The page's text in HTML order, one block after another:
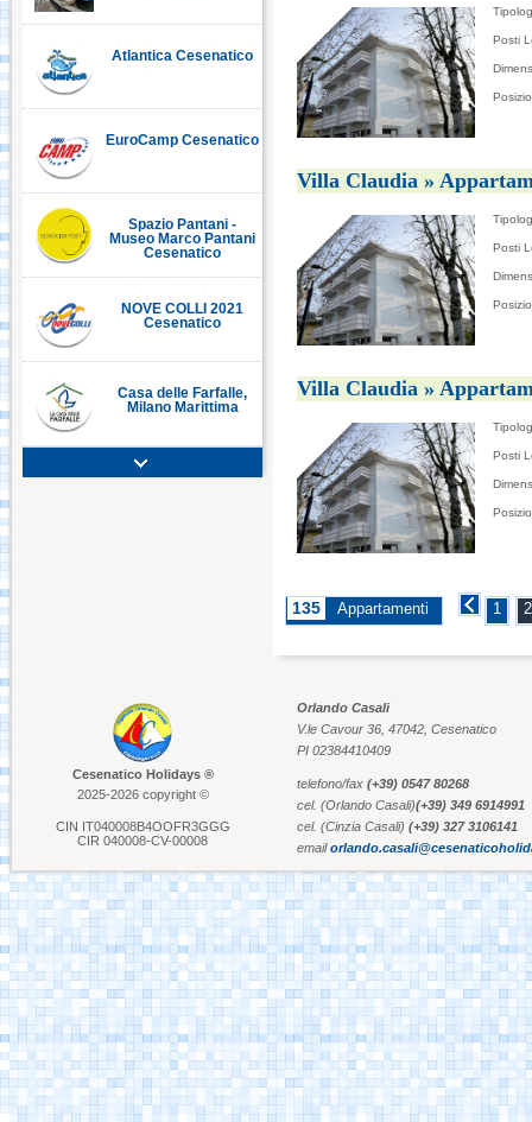
Atlantica Cesenatico
EuroCamp Cesenatico
Spazio Pantani -
Museo Marco Pantani
Cesenatico
NOVE COLLI 2021
Cesenatico
Casa delle Farfalle,
Milano Marittima
Adriatic Golf Club
Parco Oltremare -
Riccione
Italia in Miniatura -
Rimini
Le Navi Acquario -
Cattolica
Porto Canale Cervia
Posti
Villa Claudia »
Posti
Villa Claudia »
Posti
135 Appartamenti 1 2
Cesenatico Holidays ®
2025-2026 copyright ©
CIN IT040008B4OOFR3GGG
CIR 040008-CV-00008
Orlando Casali
V.le Cavour 36, 47042, Cesenatico
PI 02384410409
telefono/fax (+39) 0547 80268
cel. (Orlando Casali)(+39) 349 6914991
cel. (Cinzia Casali) (+39) 327 3106141
email